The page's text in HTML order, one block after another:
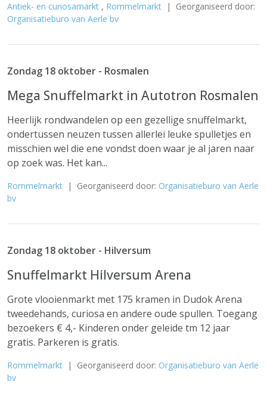
Antiek- en curiosamarkt , Rommelmarkt | Georganiseerd door:
Organisatieburo van Aerle bv
Zondag 18 oktober - Rosmalen
Mega Snuffelmarkt in Autotron Rosmalen
Heerlijk rondwandelen op een gezellige snuffelmarkt,
ondertussen neuzen tussen allerlei leuke spulletjes en
misschien wel die ene vondst doen waar je al jaren naar
op zoek was. Het kan...
Rommelmarkt | Georganiseerd door: Organisatieburo van Aerle
bv
Zondag 18 oktober - Hilversum
Snuffelmarkt Hilversum Arena
Grote vlooienmarkt met 175 kramen in Dudok Arena
tweedehands, curiosa en andere oude spullen. Toegang
bezoekers € 4,- Kinderen onder geleide tm 12 jaar
gratis. Parkeren is gratis.
Rommelmarkt | Georganiseerd door: Organisatieburo van Aerle
bv